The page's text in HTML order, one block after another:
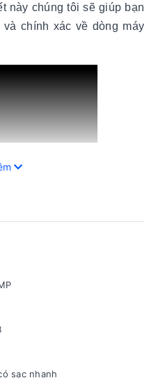
này chúng tôi sẽ giúp bạn
chính xác về dòng máy
dùng nên không có cảm
được hoàn thiện từ kính
nắm khá tốt và không
sạc nhanh